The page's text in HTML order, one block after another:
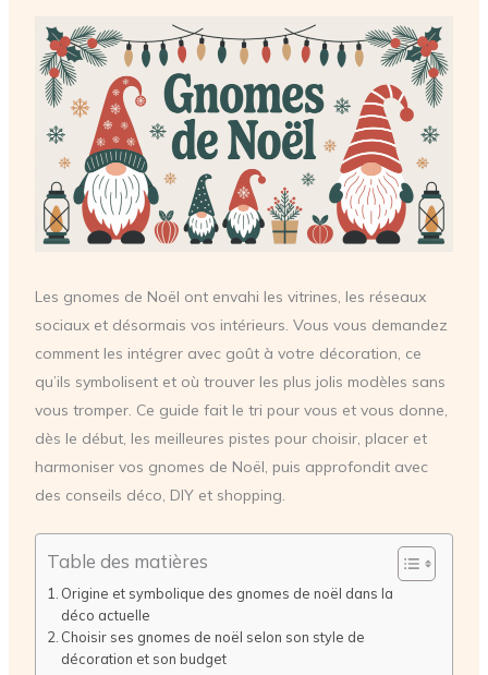
Les gnomes de Noël ont envahi les vitrines, les réseaux
sociaux et désormais vos intérieurs. Vous vous demandez
comment les intégrer avec goût à votre décoration, ce
qu’ils symbolisent et où trouver les plus jolis modèles sans
vous tromper. Ce guide fait le tri pour vous et vous donne,
dès le début, les meilleures pistes pour choisir, placer et
harmoniser vos gnomes de Noël, puis approfondit avec
des conseils déco, DIY et shopping.
Table des matières
Origine et symbolique des gnomes de noël dans la
déco actuelle
Choisir ses gnomes de noël selon son style de
décoration et son budget